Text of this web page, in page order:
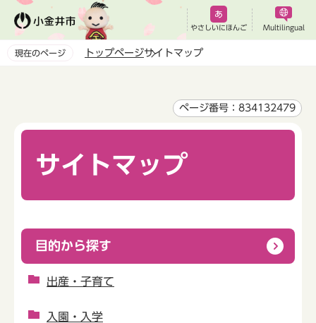
ペ
やさしいにほんご Multilingual
現在のページ トップページサイトマップ
ページ番号：834132479
サイトマップ
目的から探す
出産・子育て
入園・入学